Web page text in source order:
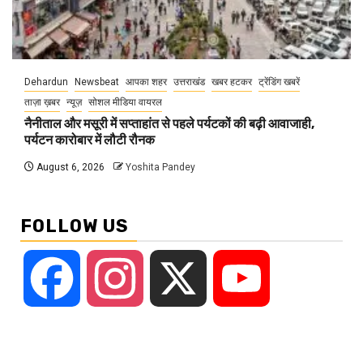
Dehardun Newsbeat आपका शहर उत्तराखंड खबर हटकर ट्रेंडिंग खबरें
ताज़ा ख़बर न्यूज़ सोशल मीडिया वायरल
नैनीताल और मसूरी में सप्ताहांत से पहले पर्यटकों की बढ़ी आवाजाही,
पर्यटन कारोबार में लौटी रौनक
August 6, 2026 Yoshita Pandey
FOLLOW US
Facebook Instagram